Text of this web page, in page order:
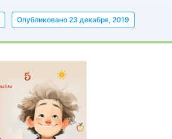
Опубликовано 23 декабря, 2019